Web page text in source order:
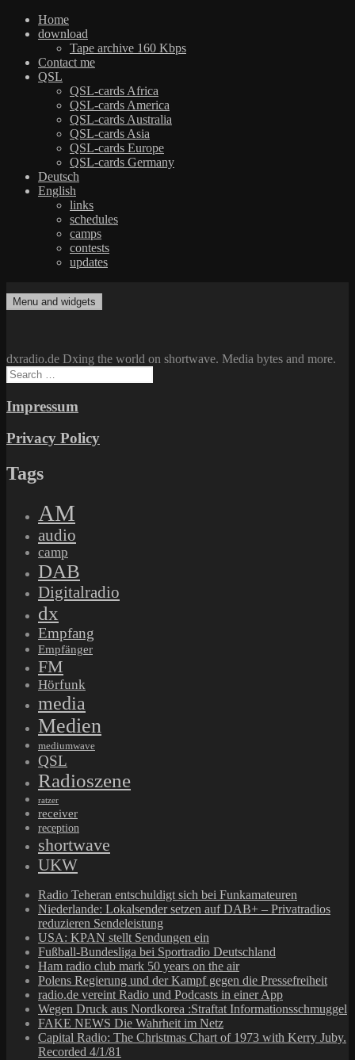
Home
download
Tape archive 160 Kbps
Contact me
QSL
QSL-cards Africa
QSL-cards America
QSL-cards Australia
QSL-cards Asia
QSL-cards Europe
QSL-cards Germany
Deutsch
English
links
schedules
camps
contests
updates
to
dxradio.de
DXing the world on shortwave
Menu and widgets
dxradio.de Dxing the world on shortwave. Media bytes and more.
Search
for:
Impressum
Privacy Policy
Tags
AM
audio
camp
DAB
Digitalradio
dx
Empfang
Empfänger
FM
Hörfunk
media
Medien
mediumwave
QSL
Radioszene
ratzer
receiver
reception
shortwave
UKW
Radio Teheran entschuldigt sich bei Funkamateuren
Niederlande: Lokalsender setzen auf DAB+ – Privatradios
reduzieren Sendeleistung
USA: KPAN stellt Sendungen ein
Fußball-Bundesliga bei Sportradio Deutschland
Ham radio club mark 50 years on the air
Polens Regierung und der Kampf gegen die Pressefreiheit
radio.de vereint Radio und Podcasts in einer App
Wegen Druck aus Nordkorea :Straftat Informationsschmuggel
FAKE NEWS Die Wahrheit im Netz
Capital Radio: The Christmas Chart of 1973 with Kerry Juby.
Recorded 4/1/81